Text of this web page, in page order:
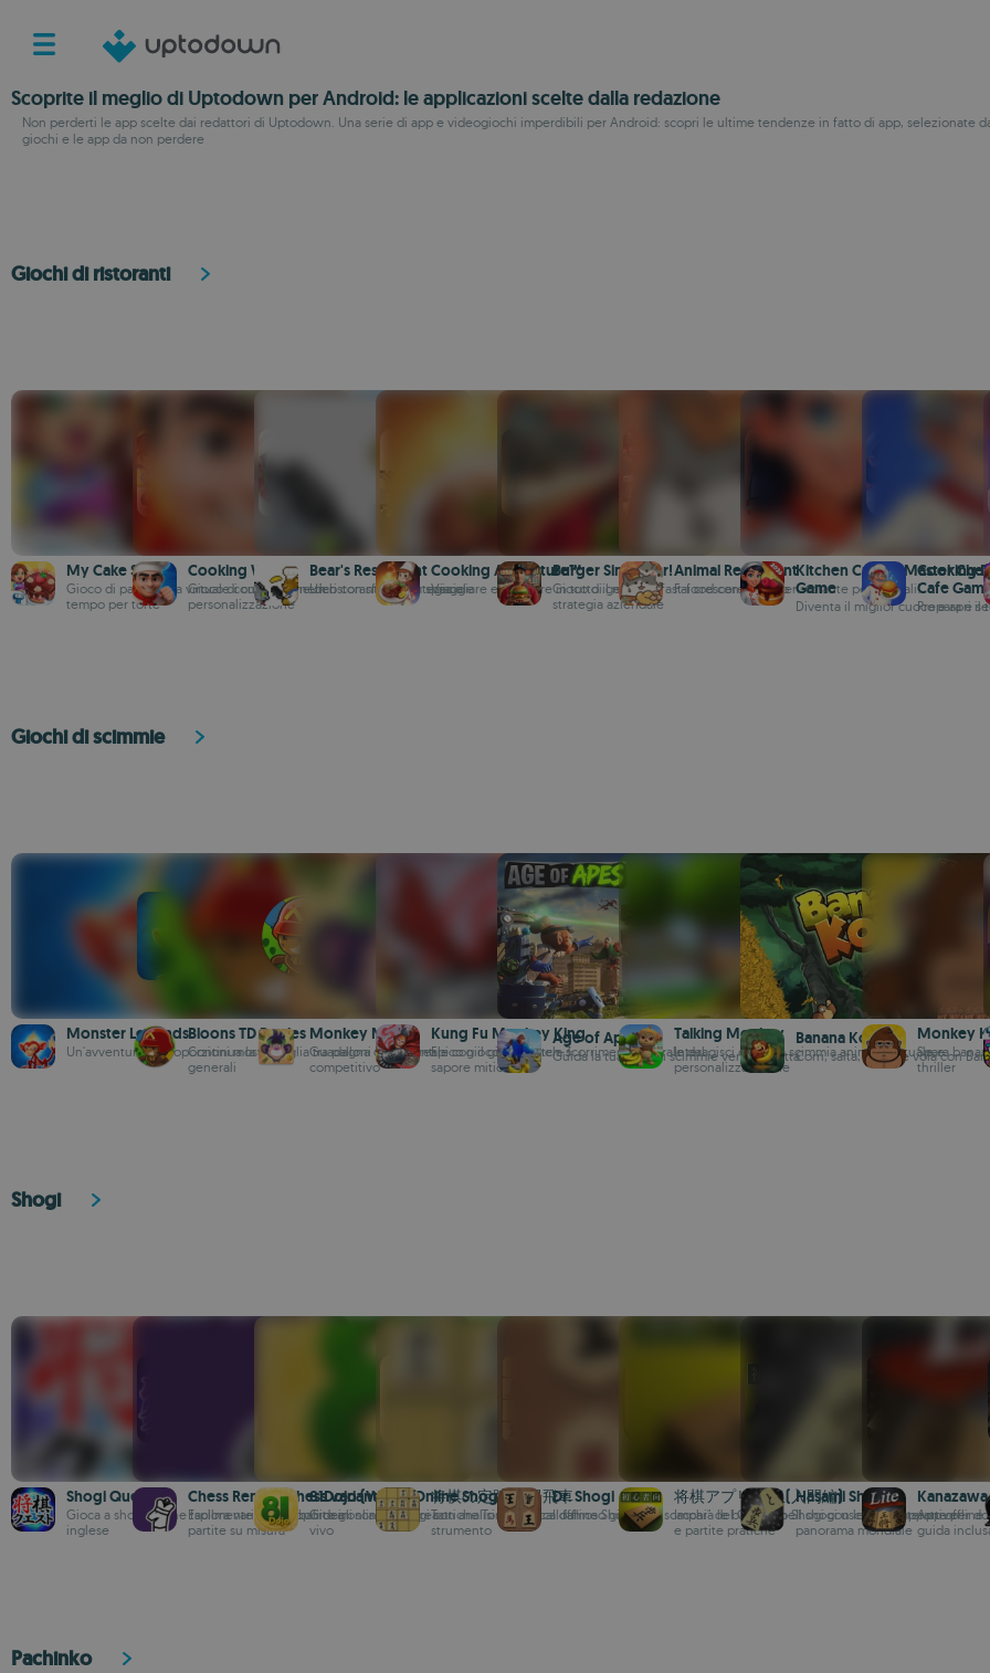
Scoprite il meglio di Uptodown per Android: le applicazioni scelte dalla redazione
Non perderti le app scelte dai redattori di Uptodown. Una serie di app e videogiochi imperdibili per Android: scopri le ultime tendenze in fatto di app, selezionate
giochi e le app da non perdere
Giochi di ristoranti
My Cake Shop
Gioco di pasticceria virtuale con gestione del
tempo per torte
Cooking Wars
Gioco di cucina frenetico con sfide, strategia e
personalizzazione
Bear's Restaurant
Un ristorante super speciale
Cooking Adventure™
Viaggiare e cucinare in tutto il mondo
Burger Simulator!
Gioco di gestione fast-food con cucina e
strategia aziendale
Animal Restaurant
Fai crescere questo ristorante per animali!
Kitchen Craze - Master
Game
Diventa il miglior cuoco e apri il
Cooking
Cafe
Prepara e
Giochi di scimmie
Monster Legends
Un'avventura di proporzioni mostruose
Bloons TD Battles
Continua la battaglia tra palloni tra potenti
generali
Monkey Match
Guadagna denaro reale con il gioco match-3
competitivo
Kung Fu Monkey King
Epico gioco d'azione a scorrimento laterale dal
sapore mitico
Age of Apes
Guida la tua città di scimmie verso la vetta
Talking Monkey
Interagisci con una scimmia animale virtuale e
personalizza lo stile
Banana Kong
Corri, salta, nuota e vola con
Monkey
Spara
thriller
Shogi
Shogi Quest
Gioca a shogi online facilmente con supporto in
inglese
Chess Remix - Chess variants
Esplora varianti globali degli scacchi e crea
partite su misura
81Dojo (World Online Shogi)
Gioca online a shogi con analisi strategica dal
vivo
将棋の定跡 相居飛車
Tattiche Torre statica: offline Shogi con
strumento
Dr. Shogi
Il famoso gioco di "scacchi" del Giappone
将棋アプリ 将皇(入門編)
Impara le basi dello Shogi con lezioni interattive
e partite pratiche
Hasami Shogi
Il shogi usci dal Giappone per
panorama mondiale
App offline
guida
Pachinko